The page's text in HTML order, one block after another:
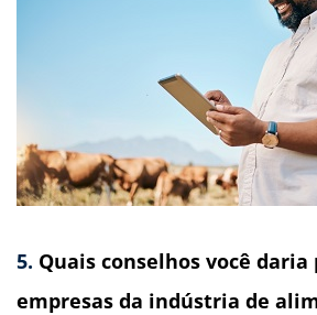
5. Quais conselhos você
empresas da indústria de